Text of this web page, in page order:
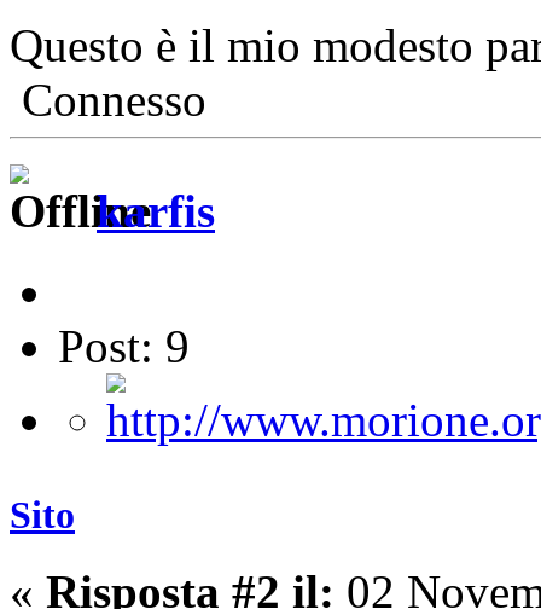
Questo è il mio modesto
Connesso
karfis
Post: 9
Sito
« Risposta #2 il: 02